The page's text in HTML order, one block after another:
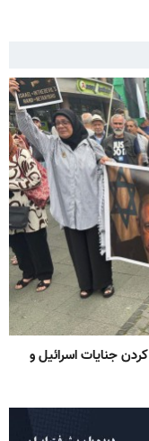
جنایات اسرائیل و